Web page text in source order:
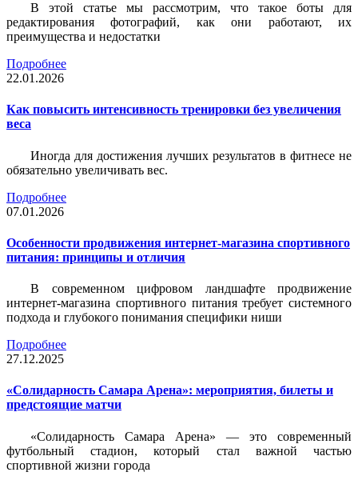
В этой статье мы рассмотрим, что такое боты для
редактирования фотографий, как они работают, их
преимущества и недостатки
Подробнее
22.01.2026
Как повысить интенсивность тренировки без увеличения
веса
Иногда для достижения лучших результатов в фитнесе не
обязательно увеличивать вес.
Подробнее
07.01.2026
Особенности продвижения интернет-магазина спортивного
питания: принципы и отличия
В современном цифровом ландшафте продвижение
интернет-магазина спортивного питания требует системного
подхода и глубокого понимания специфики ниши
Подробнее
27.12.2025
«Солидарность Самара Арена»: мероприятия, билеты и
предстоящие матчи
«Солидарность Самара Арена» — это современный
футбольный стадион, который стал важной частью
спортивной жизни города